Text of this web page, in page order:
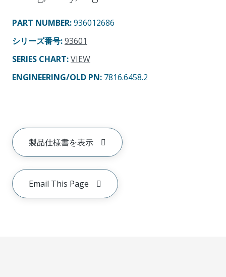
PART NUMBER:936012686
シリーズ番号:93601
SERIES CHART:VIEW
ENGINEERING/OLD PN: 7816.6458.2
製品仕様書を表示
Email This Page